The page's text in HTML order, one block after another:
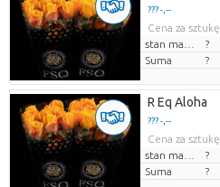
??? -,--
Cena za sztukę
?
Suma
?
R Eq Aloha
??? -,--
Cena za sztukę
?
Suma
?